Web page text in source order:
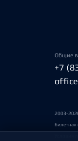
Общие
+7
2003-
Билетная